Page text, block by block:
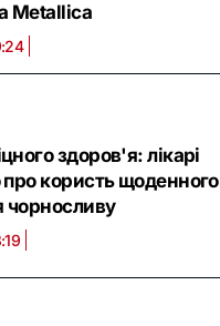
Metallica
здоров'я: лікарі
про користь щоденного
чорносливу